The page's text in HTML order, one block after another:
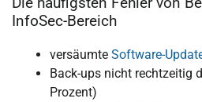
InfoSec-Bereich
versäumte Software-
Back-ups nicht rechtzeitig
Prozent)